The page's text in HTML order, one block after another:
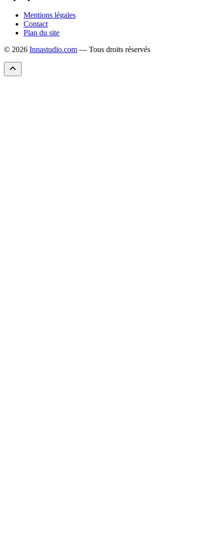
Mentions légales
Contact
Plan du site
© 2026 Innastudio.com — Tous droits réservés